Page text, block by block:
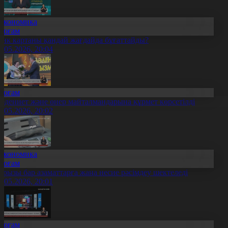
картаны қандай жағдайда бұғаттайды?
20:04
және өнер майталмандарына құрмет көрсетілді
20:02
бар азаматтарға жаңа несие рәсімдеу шектеледі
20:01